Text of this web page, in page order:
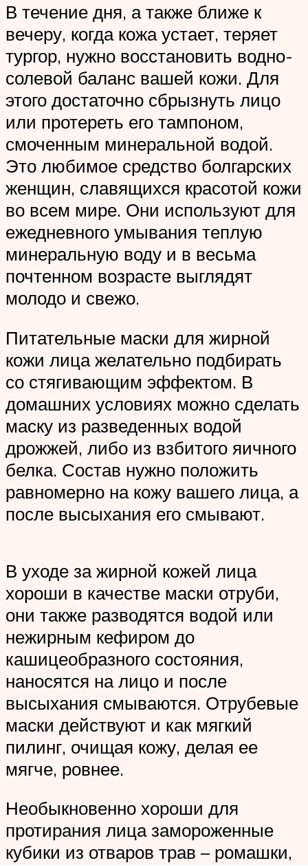
В течение дня, а также ближе к
вечеру, когда кожа устает, теряет
тургор, нужно восстановить водно-
солевой баланс вашей кожи. Для
этого достаточно сбрызнуть лицо
или протереть его тампоном,
смоченным минеральной водой.
Это любимое средство болгарских
женщин, славящихся красотой кожи
во всем мире. Они используют для
ежедневного умывания теплую
минеральную воду и в весьма
почтенном возрасте выглядят
молодо и свежо.
Питательные маски для жирной
кожи лица желательно подбирать
со стягивающим эффектом. В
домашних условиях можно сделать
маску из разведенных водой
дрожжей, либо из взбитого яичного
белка. Состав нужно положить
равномерно на кожу вашего лица, а
после высыхания его смывают.
В уходе за жирной кожей лица
хороши в качестве маски отруби,
они также разводятся водой или
нежирным кефиром до
кашицеобразного состояния,
наносятся на лицо и после
высыхания смываются. Отрубевые
маски действуют и как мягкий
пилинг, очищая кожу, делая ее
мягче, ровнее.
Необыкновенно хороши для
протирания лица замороженные
кубики из отваров трав – ромашки,